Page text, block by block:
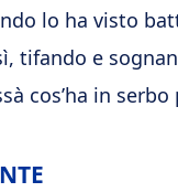
lo ha visto
tifando e
cos’ha in